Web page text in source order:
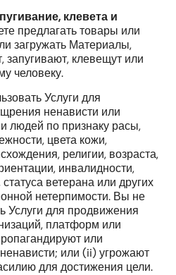
клевета и
предлагать товары или
загружать Материалы,
запугивают, клевещут или
человеку.
Услуги для
ненависти или
людей по признаку расы,
цвета кожи,
религии, возраста,
инвалидности,
ветерана или других
нетерпимости. Вы не
Услуги для продвижения
платформ или
или
или (ii) угрожают
для достижения цели.